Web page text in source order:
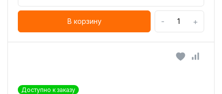
В корзину - +
Доступно к заказу